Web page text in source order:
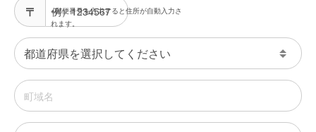
※郵便番号を入力すると住所が自動入力さ
れます。